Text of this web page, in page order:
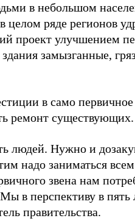
в небольшом
целом ряде регионов
проект улучшением
замызганные,
в само
ремонт существующих.
людей. Нужно и
надо заниматься
звена нам
в перспективу в
правительства.